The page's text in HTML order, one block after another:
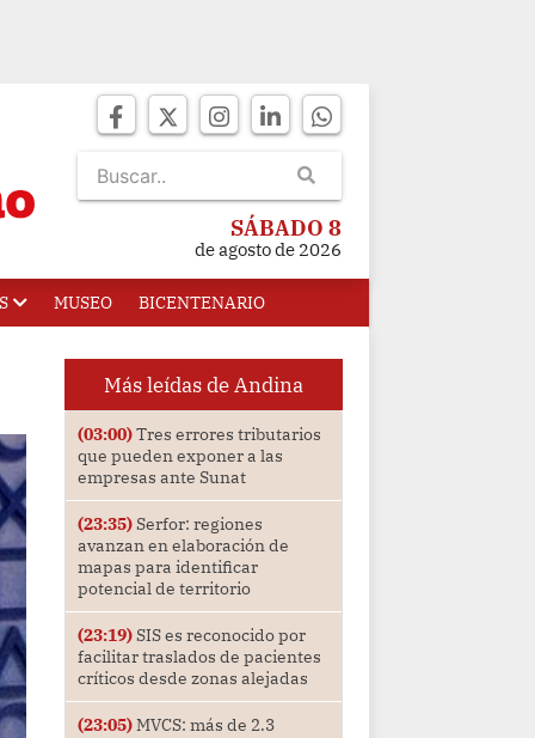
SÁBADO 8
de agosto de 2026
MUSEO BICENTENARIO
Más leídas de Andina
(03:00)Tres errores tributarios
que pueden exponer a las
empresas ante Sunat
(23:35)Serfor: regiones
avanzan en elaboración de
mapas para identificar
potencial de territorio
(23:19)SIS es reconocido por
facilitar traslados de pacientes
críticos desde zonas alejadas
(23:05)MVCS: más de 2.3